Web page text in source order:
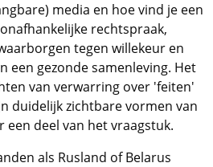
media en hoe vind je een
rechtspraak,
tegen willekeur en
een gezonde samenleving. Het
van verwarring over 'feiten'
duidelijk zichtbare vormen van
deel van het vraagstuk.
als Rusland of Belarus